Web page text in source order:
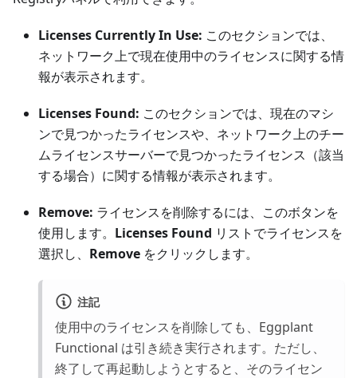
Licenses Currently In Use: このセクションでは、
ネットワーク上で現在使用中のライセンスに関する情
報が表示されます。
Licenses Found: このセクションでは、現在のマシ
ンで見つかったライセンスや、ネットワーク上のチー
ムライセンスサーバーで見つかったライセンス（該当
する場合）に関する情報が表示されます。
Remove: ライセンスを削除するには、このボタンを
使用します。 Licenses Found リストでライセンスを
選択し、 Remove をクリックします。
注記
使用中のライセンスを削除しても、Eggplant
Functional は引き続き実行されます。ただし、
終了して再起動しようとすると、そのライセン